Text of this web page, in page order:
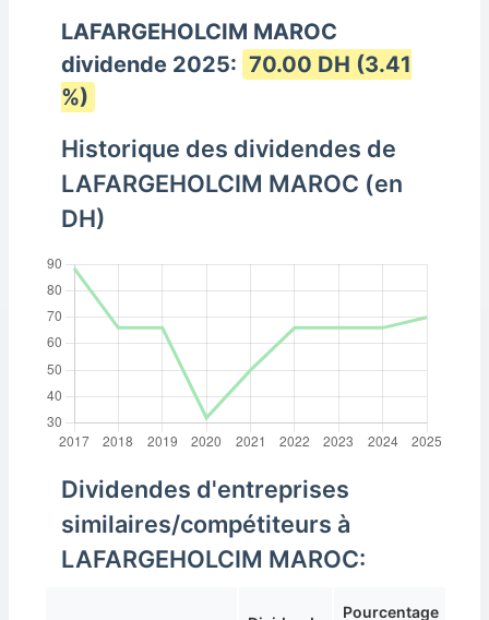
d'un large réseau de distribution regroupé sous le
nom Binastore avec plus de 300 points de ventes.
LAFARGEHOLCIM MAROC
dividende 2025: 70.00 DH (3.41
%)
Historique des dividendes de
LAFARGEHOLCIM MAROC (en
DH)
Dividendes d'entreprises
similaires/compétiteurs à
LAFARGEHOLCIM MAROC:
Pourcentage